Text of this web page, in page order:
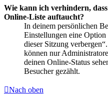
Wie kann ich verhindern,
Online-Liste auftaucht?
In deinem persönlichen
Einstellungen eine
dieser Sitzung
können nur
deinen Online-Status
Besucher gezählt.
Nach oben